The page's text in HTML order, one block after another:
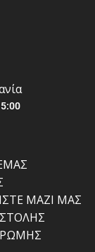
ΜΑΖΙ ΜΑΣ